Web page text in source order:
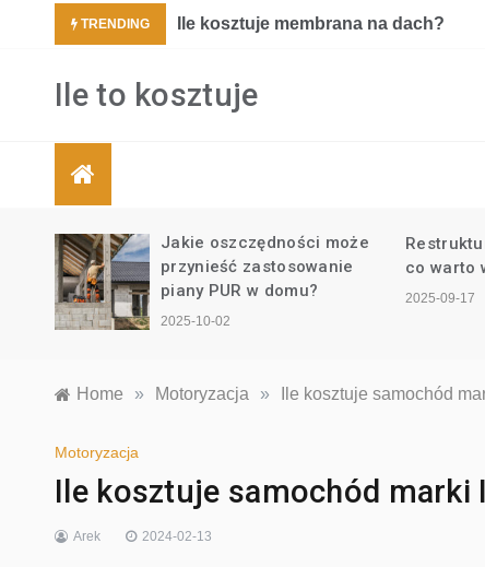
TRENDING Ile kosztuje membrana na dach?
Ile to kosztuje
Jakie oszczędności może
przynieść zastosowanie
piany PUR w domu?
2025-10-02
co warto
2025-09-17
Home » Motoryzacja » Ile kosztuje samochód
Motoryzacja
Ile kosztuje samochód marki
Arek 2024-02-13